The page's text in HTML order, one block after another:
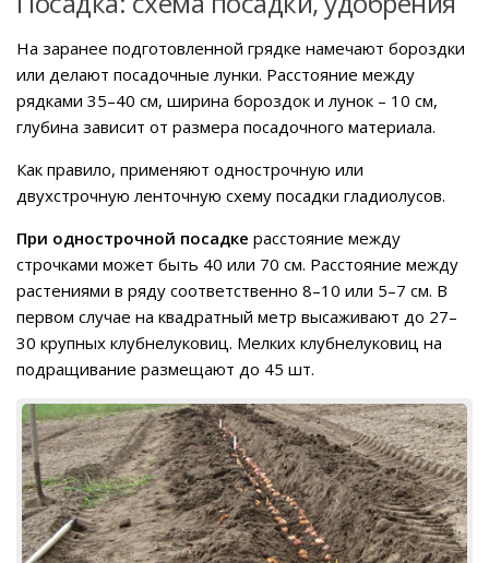
На заранее подготовленной грядке намечают бороздки
или делают посадочные лунки. Расстояние между
рядками 35–40 см, ширина бороздок и лунок – 10 см,
глубина зависит от размера посадочного материала.
Как правило, применяют однострочную или
двухстрочную ленточную схему посадки гладиолусов.
При однострочной посадке расстояние между
строчками может быть 40 или 70 см. Расстояние между
растениями в ряду соответственно 8–10 или 5–7 см. В
первом случае на квадратный метр высаживают до 27–
30 крупных клубнелуковиц. Мелких клубнелуковиц на
подращивание размещают до 45 шт.